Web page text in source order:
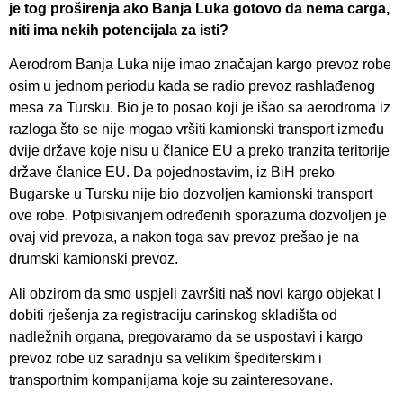
je tog proširenja ako Banja Luka gotovo da nema carga,
niti ima nekih potencijala za isti?
Aerodrom Banja Luka nije imao značajan kargo prevoz robe
osim u jednom periodu kada se radio prevoz rashlađenog
mesa za Tursku. Bio je to posao koji je išao sa aerodroma iz
razloga što se nije mogao vršiti kamionski transport između
dvije države koje nisu u članice EU a preko tranzita teritorije
države članice EU. Da pojednostavim, iz BiH preko
Bugarske u Tursku nije bio dozvoljen kamionski transport
ove robe. Potpisivanjem određenih sporazuma dozvoljen je
ovaj vid prevoza, a nakon toga sav prevoz prešao je na
drumski kamionski prevoz.
Ali obzirom da smo uspjeli završiti naš novi kargo objekat I
dobiti rješenja za registraciju carinskog skladišta od
nadležnih organa, pregovaramo da se uspostavi i kargo
prevoz robe uz saradnju sa velikim špediterskim i
transportnim kompanijama koje su zainteresovane.